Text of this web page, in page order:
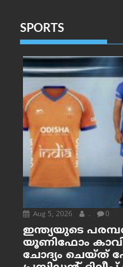
SPORTS
Aug 5, 2026 . 0
ഇന്ത്യയുടെ
യൂണിഫോം
ചോദ്യം ചെയ്ത്